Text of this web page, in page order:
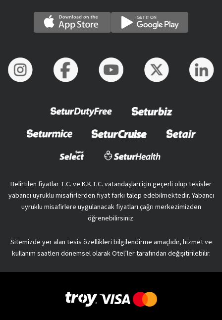
Belirtilen fiyatlar T.C. ve K.K.T.C. vatandaşları için geçerli olup tesisler
yabancı uyruklu misafirlerden fiyat farkı talep edebilmektedir. Yabancı
uyruklu misafirlere uygulanacak fiyatları çağrı merkezimizden
öğrenebilirsiniz.
Sitemizde yer alan tesis özellikleri bilgilendirme amaçlıdır, hizmet ve
kullanım saatleri dönemsel olarak Otel’ler tarafından değişitirilebilir.